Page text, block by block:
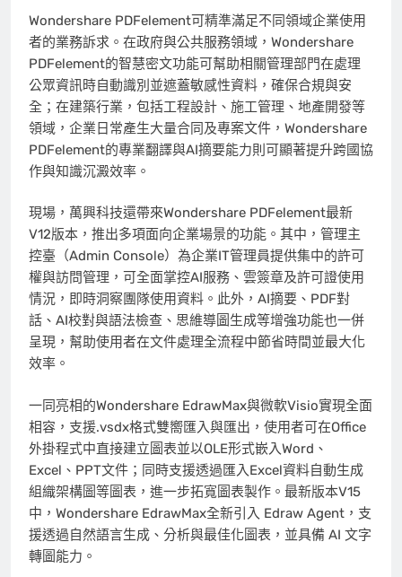
Wondershare PDFelement可精準滿足不同領域企業使用
者的業務訴求。在政府與公共服務領域，Wondershare
PDFelement的智慧密文功能可幫助相關管理部門在處理
公眾資訊時自動識別並遮蓋敏感性資料，確保合規與安
全；在建築行業，包括工程設計、施工管理、地產開發等
領域，企業日常產生大量合同及專案文件，Wondershare
PDFelement的專業翻譯與AI摘要能力則可顯著提升跨國協
作與知識沉澱效率。
現場，萬興科技還帶來Wondershare PDFelement最新
V12版本，推出多項面向企業場景的功能。其中，管理主
控臺（Admin Console）為企業IT管理員提供集中的許可
權與訪問管理，可全面掌控AI服務、雲簽章及許可證使用
情況，即時洞察團隊使用資料。此外，AI摘要、PDF對
話、AI校對與語法檢查、思維導圖生成等增強功能也一併
呈現，幫助使用者在文件處理全流程中節省時間並最大化
效率。
一同亮相的Wondershare EdrawMax與微軟Visio實現全面
相容，支援.vsdx格式雙嚮匯入與匯出，使用者可在Office
外掛程式中直接建立圖表並以OLE形式嵌入Word、
Excel、PPT文件；同時支援透過匯入Excel資料自動生成
組織架構圖等圖表，進一步拓寬圖表製作。最新版本V15
中，Wondershare EdrawMax全新引入 Edraw Agent，支
援透過自然語言生成、分析與最佳化圖表，並具備 AI 文字
轉圖能力。